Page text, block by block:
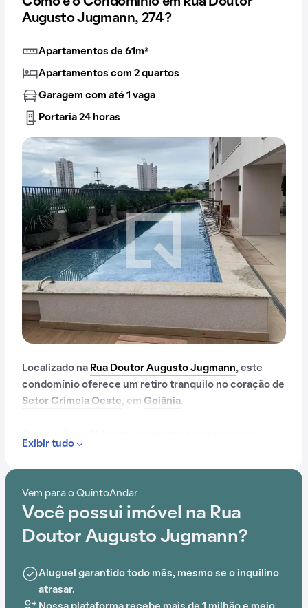
Augusto Jugmann, 274?
Apartamentos de 61m²
Apartamentos com 2 quartos
Garagem com até 1 vaga
Portaria 24 horas
Localizado na Rua Doutor Augusto Jugmann, este
condomínio oferece um retiro tranquilo no coração de
Setor Crimeia Oeste, em Goiânia.
conveniência é aprimorada pela proximidade com
Planeta, Estação Goiânia e Centro de Saúde Fama rua
10, tornando a vida diária mais fácil.
Exibir tudo
Vem para o QuintoAndar
Você possui imóvel na Rua
Doutor Augusto Jugmann?
Aluguel garantido todo mês, mesmo se o inquilino
atrasar.